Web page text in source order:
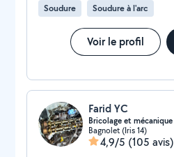
Soudure Soudure à l'arc
Voir le profil
Farid YC
Bricolage et mécanique
Bagnolet (Iris 14)
4,9/5 (105 avis)